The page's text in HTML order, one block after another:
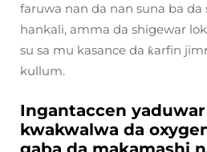
faruwa nan da nan suna ba da
hankali, amma da shigewar
su sa mu kasance da ƙarfin
kullum.
Ingantaccen
kwakwalwa da